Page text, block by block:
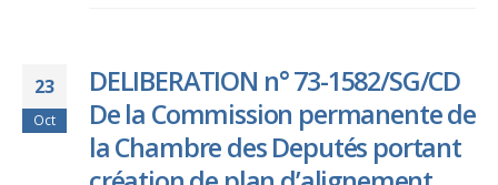
23
Oct
DELIBERATION n° 73-1582/SG/CD
De la Commission permanente de
la Chambre des Deputés portant